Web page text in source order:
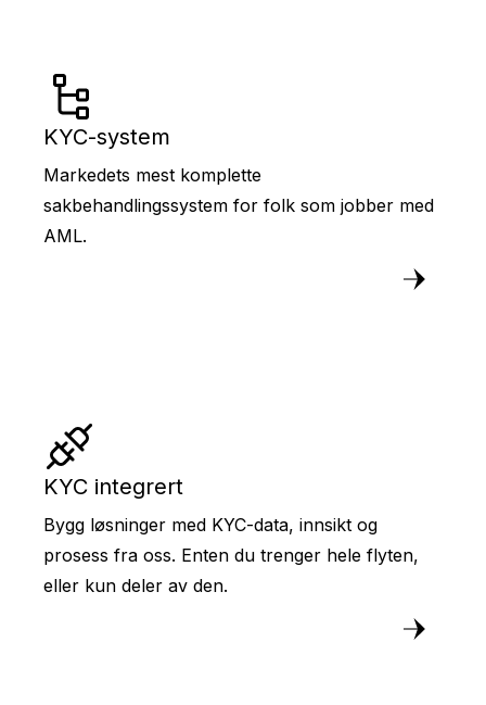
KYC-system
Markedets mest komplette
sakbehandlingssystem for folk som jobber med
AML.
KYC integrert
Bygg løsninger med KYC-data, innsikt og
prosess fra oss. Enten du trenger hele flyten,
eller kun deler av den.